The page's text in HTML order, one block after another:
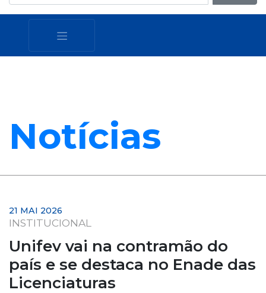
Notícias
21 MAI 2026
INSTITUCIONAL
Unifev vai na contramão do
país e se destaca no Enade das
Licenciaturas